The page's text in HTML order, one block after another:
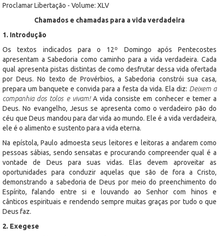
Proclamar Libertação - Volume: XLV
Chamados e chamadas para a vida verdadeira
1. Introdução
Os textos indicados para o 12º Domingo após Pentecostes
apresentam a Sabedoria como caminho para a vida verdadeira. Cada
qual apresenta pistas distintas de como desfrutar dessa vida ofertada
por Deus. No texto de Provérbios, a Sabedoria constrói sua casa,
prepara um banquete e convida para a festa da vida. Ela diz: Deixem a
companhia dos tolos e vivam!A vida consiste em conhecer e temer a
Deus. No evangelho, Jesus se apresenta como o verdadeiro pão do
céu que Deus mandou para dar vida ao mundo. Ele é a vida verdadeira,
ele é o alimento e sustento para a vida eterna.
Na epístola, Paulo admoesta seus leitores e leitoras a andarem como
pessoas sábias, sendo sensatas e procurando compreender qual é a
vontade de Deus para suas vidas. Elas devem aproveitar as
oportunidades para conduzir aquelas que são de fora a Cristo,
demonstrando a sabedoria de Deus por meio do preenchimento do
Espírito, falando entre si e louvando ao Senhor com hinos e
cânticos espirituais e rendendo sempre muitas graças por tudo o que
Deus faz.
2. Exegese